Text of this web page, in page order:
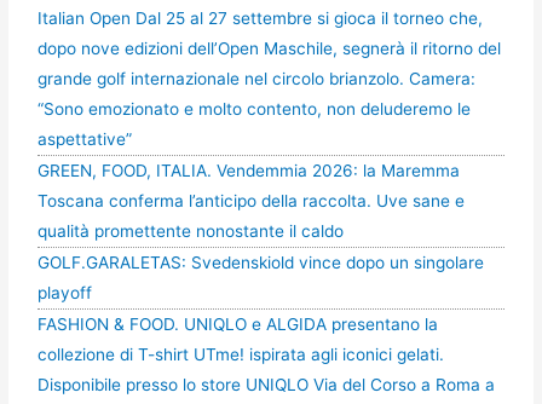
Italian Open Dal 25 al 27 settembre si gioca il torneo che,
dopo nove edizioni dell’Open Maschile, segnerà il ritorno del
grande golf internazionale nel circolo brianzolo. Camera:
“Sono emozionato e molto contento, non deluderemo le
aspettative”
GREEN, FOOD, ITALIA. Vendemmia 2026: la Maremma
Toscana conferma l’anticipo della raccolta. Uve sane e
qualità promettente nonostante il caldo
GOLF.GARALETAS: Svedenskiold vince dopo un singolare
playoff
FASHION & FOOD. UNIQLO e ALGIDA presentano la
collezione di T-shirt UTme! ispirata agli iconici gelati.
Disponibile presso lo store UNIQLO Via del Corso a Roma a